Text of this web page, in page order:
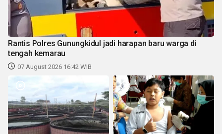
Rantis Polres Gunungkidul jadi harapan baru warga di
tengah kemarau
07 August 2026 16:42 WIB